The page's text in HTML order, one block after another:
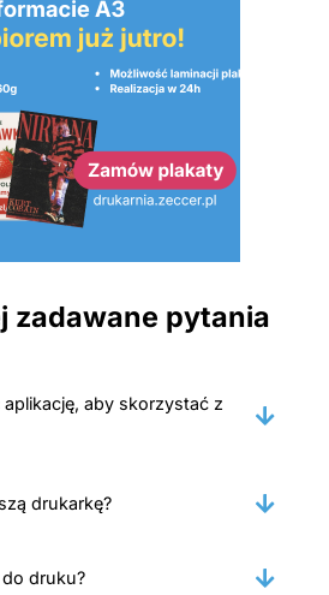
zadawane pytania
aby skorzystać z
drukarkę?
druku?